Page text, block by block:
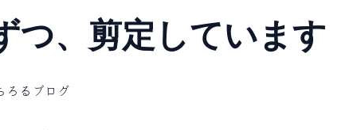
つ、剪定しています
ろるブログ